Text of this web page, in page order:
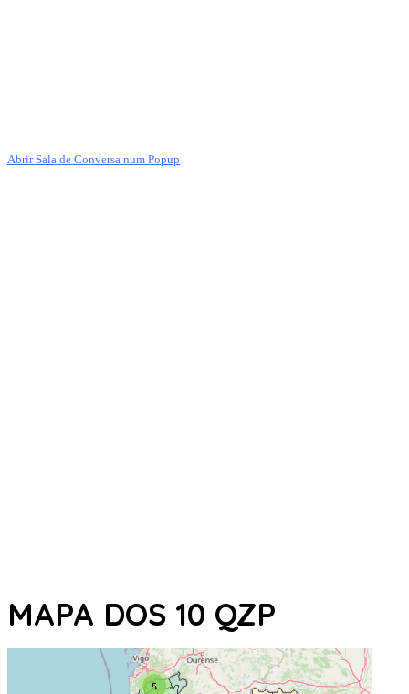
Abrir Sala de Conversa num Popup
MAPA DOS 10 QZP